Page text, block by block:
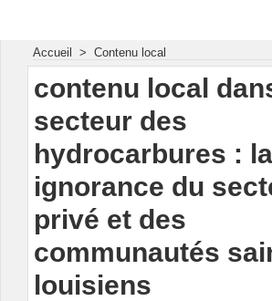
Accueil > Contenu local
contenu local
secteur des
hydrocarbures :
ignorance du
privé et des
communautés
louisiens